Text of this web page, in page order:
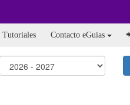
Tutoriales Contacto eGuias